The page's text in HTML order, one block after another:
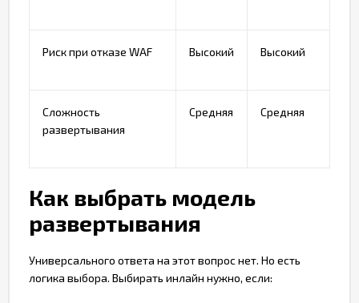
Риск при отказе WAF Высокий Высокий
Сложность
развертывания
Средняя Средняя
Как выбрать модель
развертывания
Универсального ответа на этот вопрос нет. Но есть
логика выбора. Выбирать инлайн нужно, если: